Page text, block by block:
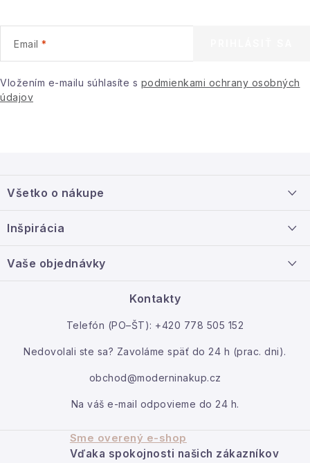
v
ý
p
i
s
Email
Vložením e-mailu súhlasíte s podmienkami ochrany osobných
údajov
p
ä
Všetko o nákupe
Veľkoobchodná spolupráca
Inšpirácia
Vaše objednávky
Kontakty
Telefón (PO–ŠT): +420 778 505 152
Nedovolali ste sa? Zavoláme späť do 24 h (prac. dni).
obchod@moderninakup.cz
Na váš e-mail odpovieme do 24 h.
Sme overený e-shop
Vďaka spokojnosti našich zákazníkov